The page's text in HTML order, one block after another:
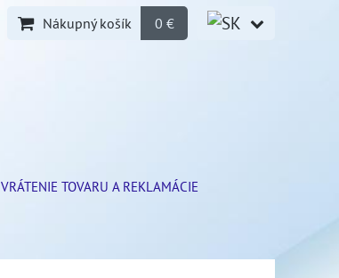
Nákupný košík 0 €
VRÁTENIE TOVARU A REKLAMÁCIE